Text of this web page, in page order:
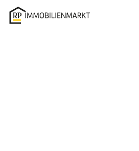
Accessibility
Modus